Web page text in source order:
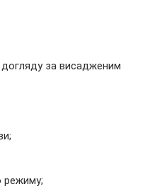
догляду за висадженим
режиму;